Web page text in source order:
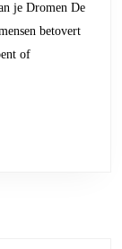
je Dromen De
betovert
of